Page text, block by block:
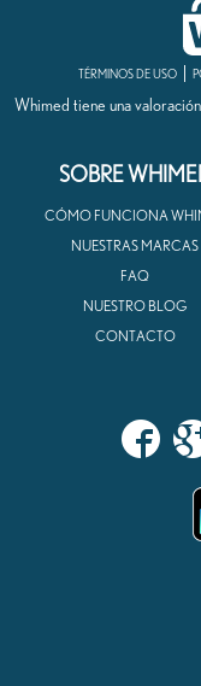
TÉRMINOS DE USO
Whimed tiene una
SOBRE
CÓMO FUNCIONA
NUESTRAS MARCAS
FAQ
NUESTRO BLOG
CONTACTO